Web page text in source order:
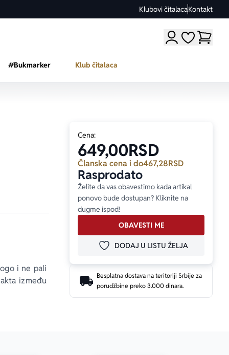
Klubovi čitalacaKontakt
Moji omiljeni
#Bukmarker Klub čitalaca
i ne pali
između
Cena:
649,00RSD
Članska cena i do467,28RSD
Rasprodato
Želite da vas obavestimo kada artikal
ponovo bude dostupan? Kliknite na
dugme ispod!
OBAVESTI ME
DODAJ U OMILJENE
DODAJ U LISTU ŽELJA
Besplatna dostava na teritoriji Srbije za
porudžbine preko 3.000 dinara.